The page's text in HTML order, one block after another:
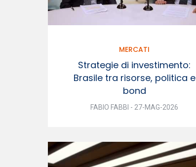
MERCATI
Strategie di investimento:
Brasile tra risorse, politica e
bond
FABIO FABBI - 27-MAG-2026